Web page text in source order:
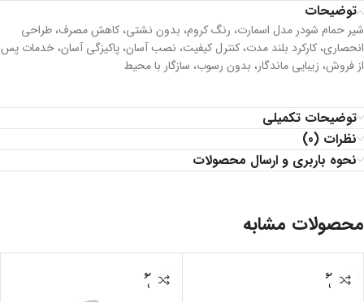
توضیحات
شیر حمام شودر مدل اسمارت، رنگ کروم، بدون نشتي، کاهش مصرف، طراحی
انحصاری، کارکرد بلند مدت، كنترل كيفيت، نصب آسان، پاکیزگی آسان، خدمات پس
از فروش، زیبایی ماندگار، بدون رسوب، سازگار با محیط
توضیحات تکمیلی
نظرات (0)
نحوه باربری و ارسال محصولات
محصولات مشابه
اتمام مو
جودی
اتمام مو
جودی